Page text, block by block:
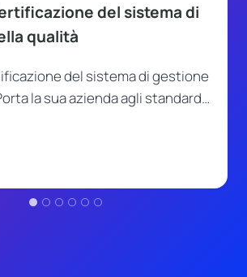
del sistema di
qualità
del sistema di gestione
la sua azienda agli standard…